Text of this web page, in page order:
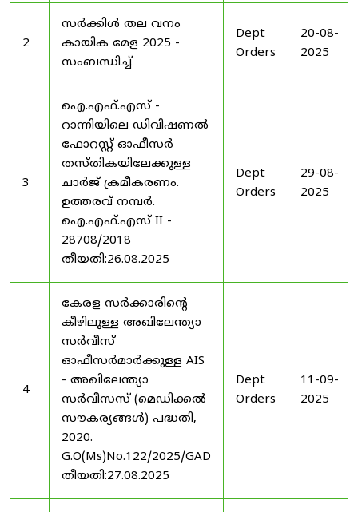
2
സർക്കിൾ തല വനം
കായിക മേള 2025 -
സംബന്ധിച്ച്
Dept
Orders
20-08-
2025
3
ഐ.എഫ്.എസ് -
റാന്നിയിലെ ഡിവിഷണൽ
ഫോറസ്റ്റ് ഓഫീസർ
തസ്തികയിലേക്കുള്ള
ചാർജ് ക്രമീകരണം.
ഉത്തരവ് നമ്പർ.
ഐ.എഫ്.എസ് II -
28708/2018
തീയതി:26.08.2025
Dept
Orders
29-08-
2025
4
കേരള സർക്കാരിന്റെ
കീഴിലുള്ള അഖിലേന്ത്യാ
സർവീസ്
ഓഫീസർമാർക്കുള്ള AIS
- അഖിലേന്ത്യാ
സർവീസസ് (മെഡിക്കൽ
സൗകര്യങ്ങൾ) പദ്ധതി,
2020.
G.O(Ms)No.122/2025/GAD
തീയതി:27.08.2025
Dept
Orders
11-09-
2025